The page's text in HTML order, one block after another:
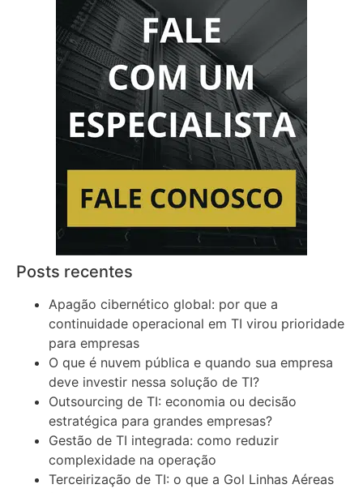
Posts recentes
Apagão cibernético global: por que a
continuidade operacional em TI virou prioridade
para empresas
O que é nuvem pública e quando sua empresa
deve investir nessa solução de TI?
Outsourcing de TI: economia ou decisão
estratégica para grandes empresas?
Gestão de TI integrada: como reduzir
complexidade na operação
Terceirização de TI: o que a Gol Linhas Aéreas